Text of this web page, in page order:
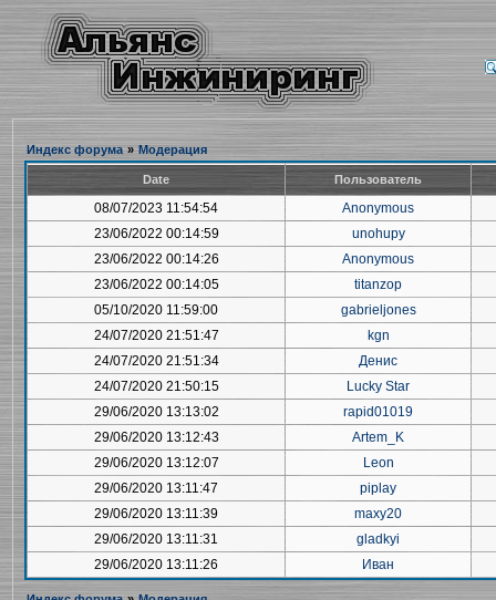
Индекс форума » Модерация
Date Пользователь
08/07/2023 11:54:54
Anonymous
23/06/2022 00:14:59
unohupy
23/06/2022 00:14:26
Anonymous
23/06/2022 00:14:05
titanzop
05/10/2020 11:59:00
gabrieljones
24/07/2020 21:51:47
kgn
24/07/2020 21:51:34
Денис
24/07/2020 21:50:15
Lucky Star
29/06/2020 13:13:02
rapid01019
29/06/2020 13:12:43
Artem_K
29/06/2020 13:12:07
Leon
29/06/2020 13:11:47
piplay
29/06/2020 13:11:39
maxy20
29/06/2020 13:11:31
gladkyi
29/06/2020 13:11:26
Иван